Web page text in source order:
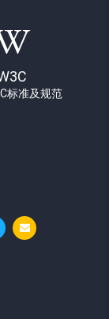
标准及规范